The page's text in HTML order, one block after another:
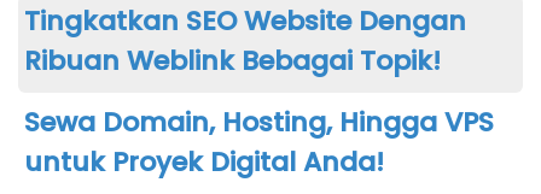
Tingkatkan SEO Website Dengan
Ribuan Weblink Bebagai Topik!
Sewa Domain, Hosting, Hingga VPS
untuk Proyek Digital Anda!